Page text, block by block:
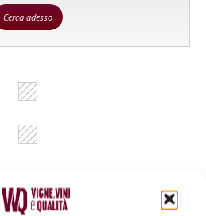
Cerca adesso